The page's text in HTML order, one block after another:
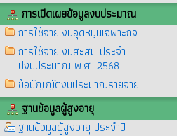
การเปิดเผยข้อมูลงบประมาณ
การใช้จ่ายเงินอุดหนุนเฉพาะกิจ
การใช้จ่ายเงินสะสม ประจำ
ปีงบประมาณ พ.ศ. 2568
ข้อบัญญัติงบประมาณรายจ่าย
ฐานข้อมูลผู้สูงอายุ
ฐานข้อมูลผู้สูงอายุ ประจำปี